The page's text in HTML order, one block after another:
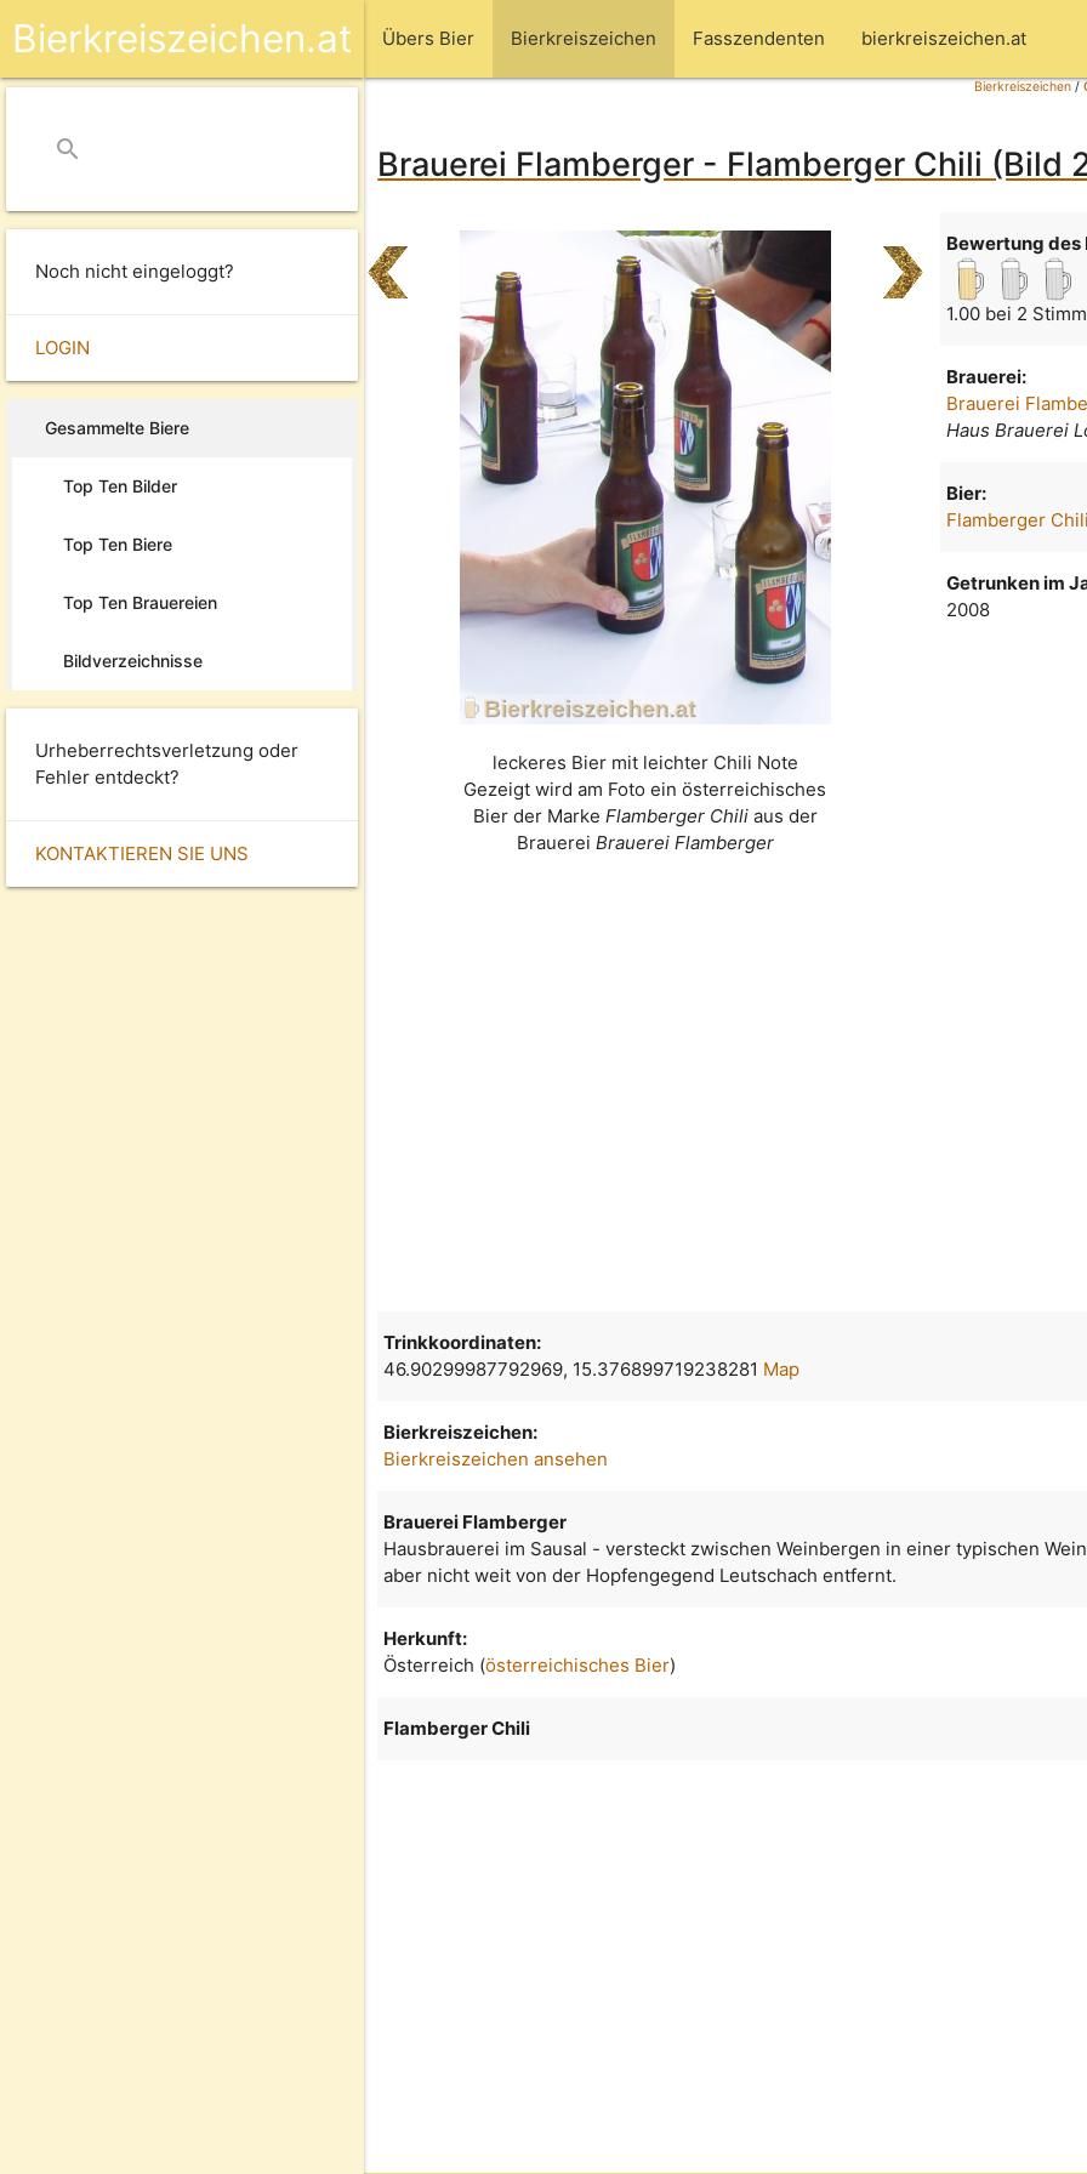
Übers Bier Bierkreiszeichen Fasszendenten bierkreiszeichen.at
Bierkreiszeichen.at
search
Noch nicht eingeloggt?
LOGIN
Gesammelte Biere
Top Ten Bilder
Top Ten Biere
Top Ten Brauereien
Bildverzeichnisse
Urheberrechtsverletzung oder
Fehler entdeckt?
KONTAKTIEREN SIE UNS
Bierkreiszeichen/
Brauerei Flamberger - Flamberger Chili (Bild
leckeres Bier mit leichter Chili Note
Gezeigt wird am Foto ein österreichisches
Bier der Marke Flamberger Chiliaus der
Brauerei Brauerei Flamberger
Bewertung des
1.00 bei 2
Brauerei:
Brauerei
Haus Brauerei
Bier:
Flamberger Chili
Getrunken im
2008
Trinkkoordinaten:
46.90299987792969, 15.376899719238281 Map
Bierkreiszeichen:
Bierkreiszeichen ansehen
Brauerei Flamberger
Hausbrauerei im Sausal - versteckt zwischen Weinbergen in einer typischen
aber nicht weit von der Hopfengegend Leutschach entfernt.
Herkunft:
Österreich (österreichisches Bier)
Flamberger Chili